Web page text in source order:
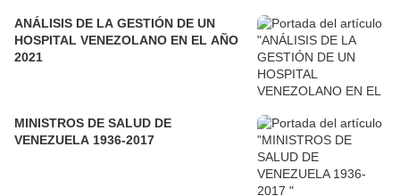
ANÁLISIS DE LA GESTIÓN DE UN
HOSPITAL VENEZOLANO EN EL AÑO
2021
MINISTROS DE SALUD DE
VENEZUELA 1936-2017